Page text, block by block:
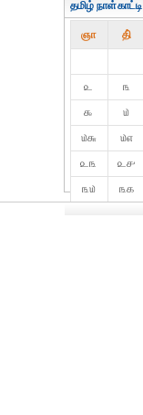
தமிழ் நாள்காட்டி
ஞா தி்
௨
௩
௯
௰
௰௬
௰௭
௨௩
௨௪
௩௰
௩௧